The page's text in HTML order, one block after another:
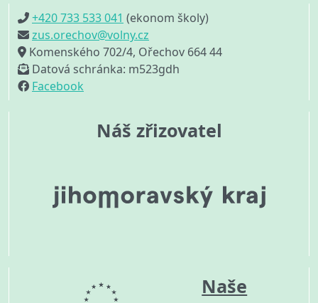
+420 733 533 041 (ekonom školy)
zus.orechov@volny.cz
Komenského 702/4, Ořechov 664 44
Datová schránka: m523gdh
Facebook
Náš zřizovatel
Naše